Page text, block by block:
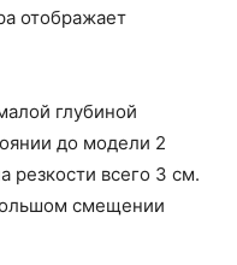
отображает
глубиной
до модели 2
резкости всего 3 см.
смещении